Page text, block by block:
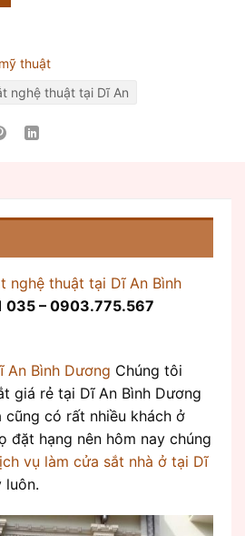
thuật
nghệ thuật tại Dĩ An
nghệ thuật tại Dĩ An Bình
035 – 0903.775.567
An Bình Dương Chúng tôi
giá rẻ tại Dĩ An Bình Dương
có rất nhiều khách ở
đặt hạng nên hôm nay chúng
vụ làm cửa sắt nhà ở tại Dĩ
luôn.